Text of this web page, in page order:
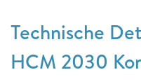
Technische
HCM 2030